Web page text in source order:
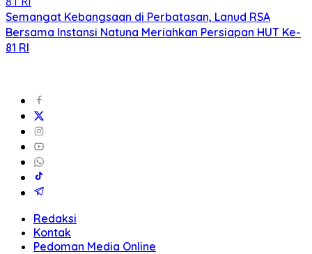
Semangat Kebangsaan di Perbatasan, Lanud RSA
Bersama Instansi Natuna Meriahkan Persiapan HUT Ke-
81 RI
Redaksi
Kontak
Pedoman Media Online